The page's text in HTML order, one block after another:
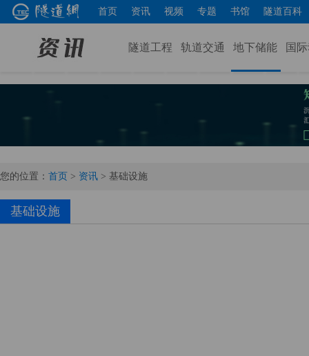
首页 资讯 视频 专题 书馆 隧道百科
隧道工程 轨道交通 地下储能 国
您的位置： 首页 > 资讯 > 基础设施
基础设施